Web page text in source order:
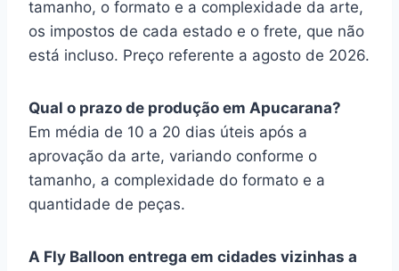
tamanho, o formato e a complexidade da arte,
os impostos de cada estado e o frete, que não
está incluso. Preço referente a agosto de 2026.
Qual o prazo de produção em Apucarana?
Em média de 10 a 20 dias úteis após a
aprovação da arte, variando conforme o
tamanho, a complexidade do formato e a
quantidade de peças.
A Fly Balloon entrega em cidades vizinhas a